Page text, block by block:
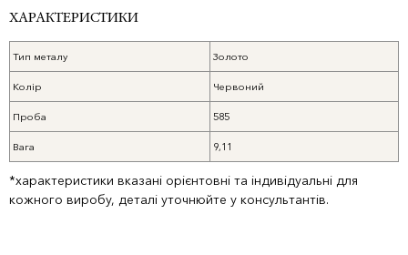
ХАРАКТЕРИСТИКИ
Тип металу Золото
Колір Червоний
Проба 585
Вага 9,11
*характеристики вказані орієнтовні та індивідуальні для
кожного виробу, деталі уточнюйте у консультантів.